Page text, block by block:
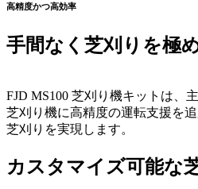
高精度かつ高効率
手間なく芝刈りを極
FJD MS100 芝刈り機キットは、
芝刈り機に高精度の運転支援を
芝刈りを実現します。
カスタマイズ可能な